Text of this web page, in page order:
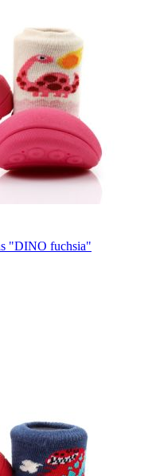
"DINO fuchsia"